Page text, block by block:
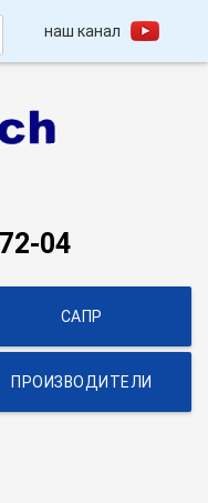
наш канал
04
САПР
ПРОИЗВОДИТЕЛИ